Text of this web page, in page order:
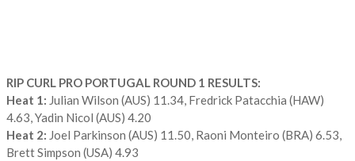
RIP CURL PRO PORTUGAL ROUND 1 RESULTS:
Heat 1: Julian Wilson (AUS) 11.34, Fredrick Patacchia (HAW)
4.63, Yadin Nicol (AUS) 4.20
Heat 2: Joel Parkinson (AUS) 11.50, Raoni Monteiro (BRA) 6.53,
Brett Simpson (USA) 4.93